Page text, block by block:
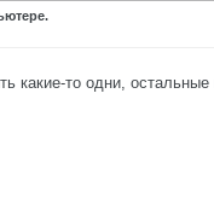
какие-то одни,